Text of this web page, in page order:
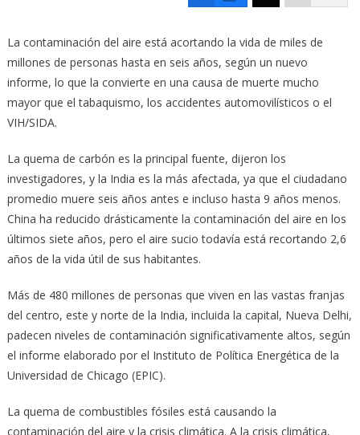
La contaminación del aire está acortando la vida de miles de
millones de personas hasta en seis años, según un nuevo
informe, lo que la convierte en una causa de muerte mucho
mayor que el tabaquismo, los accidentes automovilísticos o el
VIH/SIDA.
La quema de carbón es la principal fuente, dijeron los
investigadores, y la India es la más afectada, ya que el ciudadano
promedio muere seis años antes e incluso hasta 9 años menos.
China ha reducido drásticamente la contaminación del aire en los
últimos siete años, pero el aire sucio todavía está recortando 2,6
años de la vida útil de sus habitantes.
Más de 480 millones de personas que viven en las vastas franjas
del centro, este y norte de la India, incluida la capital, Nueva Delhi,
padecen niveles de contaminación significativamente altos, según
el informe elaborado por el Instituto de Política Energética de la
Universidad de Chicago (EPIC).
La quema de combustibles fósiles está causando la
contaminación del aire y la crisis climática. A la crisis climática,